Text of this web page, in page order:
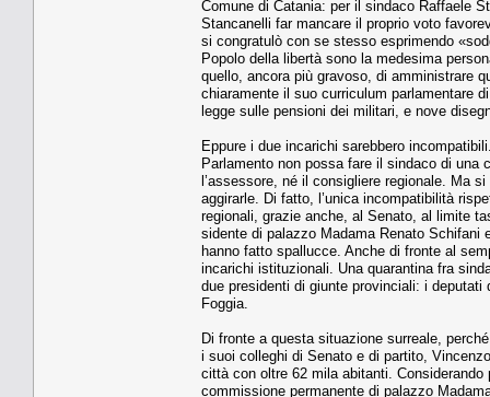
Comune di Catania: per il sindaco Raffaele
Stancanelli far mancare il pro­prio voto
si congratulò con se stesso esprimen­do
Popolo della libertà sono la medesima
quello, ancora più gra­voso, di amministrare
chiaramente il suo curriculum par­lamentare
legge sulle pensioni dei militari, e nove
Eppure i due incarichi sarebbero
Parlamento non possa fare il sindaco di una
l’assessore, né il consigliere re­gionale. Ma
aggirarle. Di fatto, l’unica incompatibilità
regionali, grazie an­che, al Senato, al limite
sidente di palazzo Madama Renato
hanno fatto spal­lucce. Anche di fronte al
incarichi istituzionali. Una quarantina fra
due presidenti di giunte provin­ciali: i
Foggia.
Di fronte a questa situazione sur­reale,
i suoi colleghi di Senato e di partito,
città con oltre 62 mila abitanti.
commissione permanente di palazzo